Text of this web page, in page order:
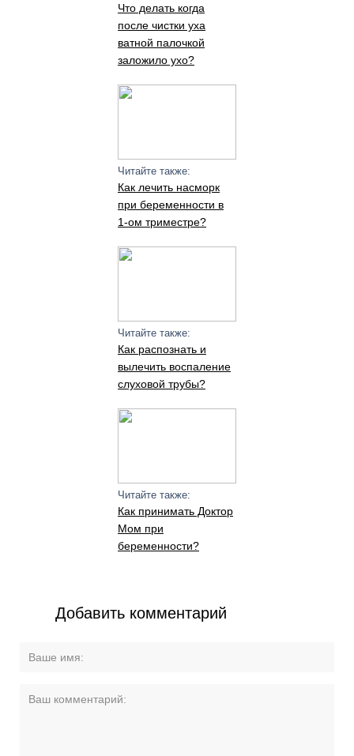
Что делать когда
после чистки уха
ватной палочкой
заложило ухо?
Читайте также:
Как лечить насморк
при беременности в
1-ом триместре?
Читайте также:
Как распознать и
вылечить воспаление
слуховой трубы?
Читайте также:
Как принимать Доктор
Мом при
беременности?
Добавить комментарий